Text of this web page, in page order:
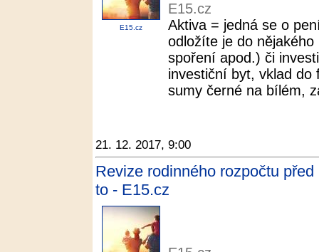
E15.cz
E15.cz
Aktiva = jedná se o
odložíte je do
spoření apod.) či
investiční byt, vklad do
sumy černé na bílém,
21. 12. 2017, 9:00
Revize rodinného rozpočtu
to - E15.cz